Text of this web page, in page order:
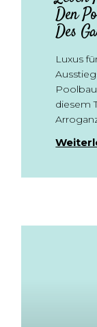
Den
Des
Luxus
diesem